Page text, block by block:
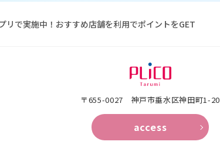
リで実施中！おすすめ店舗を利用でポイントをGET
〒655-0027 神戸市垂水区神田町1-20
access